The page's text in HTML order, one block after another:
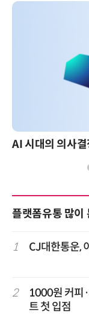
플랫폼유통 많이
1 CJ대한통운,
2
1000원 커피
트 첫 입점